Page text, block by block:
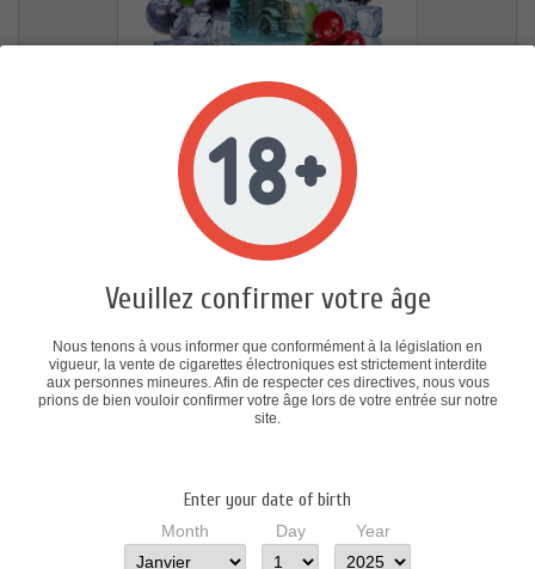
ICEBREAK - TRUCK (100ML)
23,90 €
ICEBREAK - SKY (100ML)
Veuillez confirmer votre âge
Nous tenons à vous informer que conformément à la législation en
vigueur, la vente de cigarettes électroniques est strictement interdite
aux personnes mineures. Afin de respecter ces directives, nous vous
prions de bien vouloir confirmer votre âge lors de votre entrée sur notre
site.
Enter your date of birth
Month Day Year